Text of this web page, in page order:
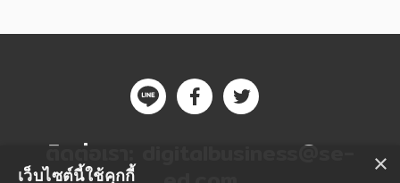
ติดต่อเรา: digitalbusiness@se- ×
เว็บไซต์นี้ใช้คุกกี้